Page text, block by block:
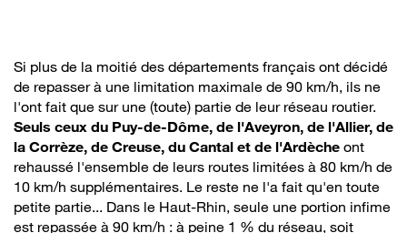
Si plus de la moitié des départements français ont décidé
de repasser à une limitation maximale de 90 km/h, ils ne
l'ont fait que sur une (toute) partie de leur réseau routier.
Seuls ceux du Puy-de-Dôme, de l'Aveyron, de l'Allier, de
la Corrèze, de Creuse, du Cantal et de l'Ardèche ont
rehaussé l'ensemble de leurs routes limitées à 80 km/h de
10 km/h supplémentaires. Le reste ne l'a fait qu'en toute
petite partie... Dans le Haut-Rhin, seule une portion infime
est repassée à 90 km/h : à peine 1 % du réseau, soit